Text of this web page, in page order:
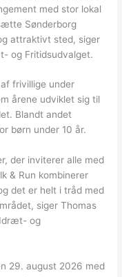
med stor lokal
Sønderborg
attraktivt sted, siger
og Fritidsudvalget.
frivillige under
årene udviklet sig til
Blandt andet
børn under 10 år.
der inviterer alle med
& Run kombinerer
det er helt i tråd med
siger Thomas
og
29. august 2026 med